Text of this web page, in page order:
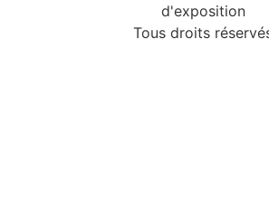
d'exposition
Tous droits